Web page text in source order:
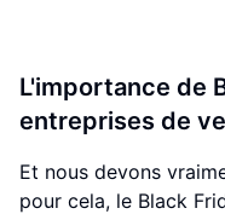
L'importance de
entreprises de
Et nous devons
pour cela, le Black